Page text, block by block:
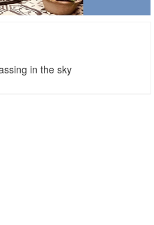
in the sky